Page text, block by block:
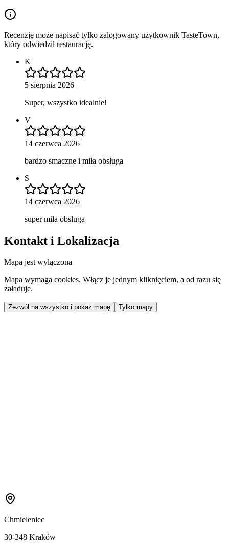
Recenzję może napisać tylko zalogowany użytkownik TasteTown,
który odwiedził restaurację.
K
5 sierpnia 2026
Super, wszystko idealnie!
V
14 czerwca 2026
bardzo smaczne i miła obsługa
S
14 czerwca 2026
super miła obsługa
Kontakt i Lokalizacja
Mapa jest wyłączona
Mapa wymaga cookies. Włącz je jednym kliknięciem, a od razu się
załaduje.
Zezwól na wszystko i pokaż mapę Tylko mapy
Chmieleniec
30-348 Kraków